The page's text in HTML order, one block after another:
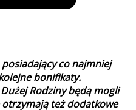
co najmniej
bonifikaty.
Rodziny będą mogli
też dodatkowe